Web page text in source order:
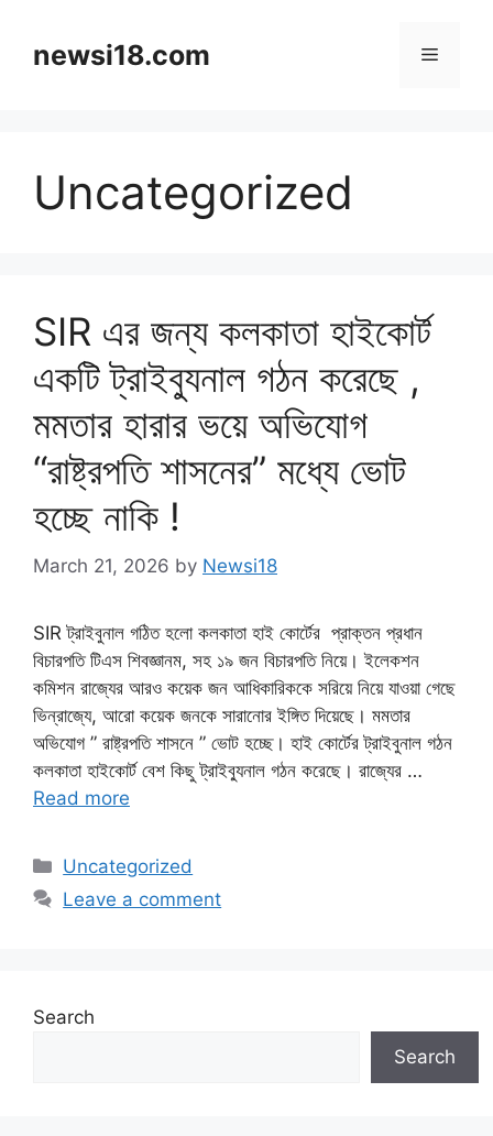
contentnewsi18.com Menu
Uncategorized
SIR এর জন্য কলকাতা হাইকোর্ট
একটি ট্রাইব্যুনাল গঠন করেছে ,
মমতার হারার ভয়ে অভিযোগ
“রাষ্ট্রপতি শাসনের” মধ্যে ভোট
হচ্ছে নাকি !
March 21, 2026 by Newsi18
SIR ট্রাইবুনাল গঠিত হলো কলকাতা হাই কোর্টের প্রাক্তন প্রধান
বিচারপতি টিএস শিবজ্ঞানম, সহ ১৯ জন বিচারপতি নিয়ে। ইলেকশন
কমিশন রাজ্যের আরও কয়েক জন আধিকারিককে সরিয়ে নিয়ে যাওয়া গেছে
ভিন্‌রাজ্যে, আরো কয়েক জনকে সারানোর ইঙ্গিত দিয়েছে। মমতার
অভিযোগ ” রাষ্ট্রপতি শাসনে ” ভোট হচ্ছে। হাই কোর্টের ট্রাইবুনাল গঠন
কলকাতা হাইকোর্ট বেশ কিছু ট্রাইব্যুনাল গঠন করেছে। রাজ্যের …
Read more
Categories
Uncategorized
Leave a comment
Search
Search